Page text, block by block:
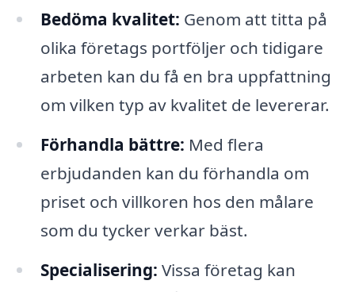
Bedöma kvalitet: Genom att titta på
olika företags portföljer och tidigare
arbeten kan du få en bra uppfattning
om vilken typ av kvalitet de levererar.
Förhandla bättre: Med flera
erbjudanden kan du förhandla om
priset och villkoren hos den målare
som du tycker verkar bäst.
Specialisering: Vissa företag kan